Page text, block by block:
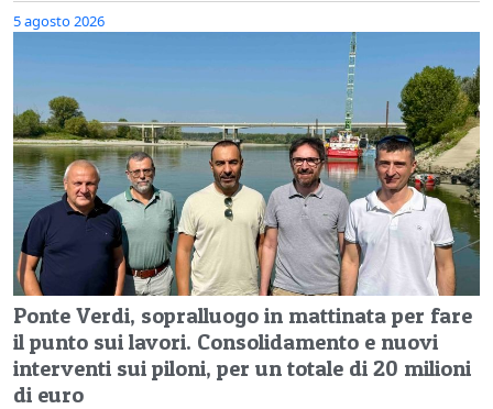
5 agosto 2026
Ponte Verdi, sopralluogo in mattinata per fare
il punto sui lavori. Consolidamento e nuovi
interventi sui piloni, per un totale di 20 milioni
di euro